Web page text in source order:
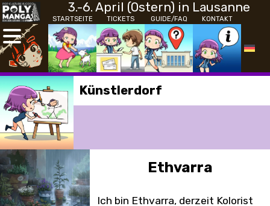
3.-6. April (Ostern) in Lausanne
STARTSEITE TICKETS GUIDE/FAQ KONTAKT
Künstlerdorf
Ethvarra
Ich bin Ethvarra, derzeit Kolorist